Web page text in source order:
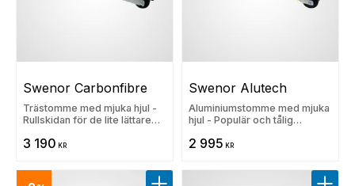
Swenor Carbonfibre
Trästomme med mjuka hjul -
Rullskidan för de lite lättare
3 190 KR
Swenor Alutech
Aluminiumstomme med mjuka
hjul - Populär och tålig
2995 kr
2 995 KR